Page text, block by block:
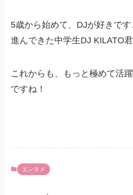
5歳から始めて、DJが好きで
進んできた中学生DJ KILATO君
これからも、もっと極めて活
ですね！
エンタメ